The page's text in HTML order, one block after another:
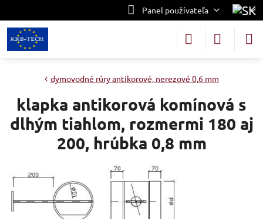
Panel používateľa
dymovodné rúry antikorové, nerezové 0,6 mm
klapka antikorová komínová s
dlhým tiahlom, rozmermi 180 aj
200, hrúbka 0,8 mm